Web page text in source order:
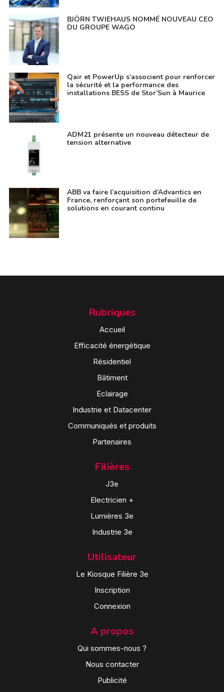
BJÖRN TWIEHAUS NOMMÉ NOUVEAU CEO
DU GROUPE WAGO
Qair et PowerUp s’associent pour renforcer
la sécurité et la performance des
installations BESS de Stor’Sun à Maurice
ADM21 présente un nouveau détecteur de
tension alternative
ABB va faire l’acquisition d’Advantics en
France, renforçant son portefeuille de
solutions en courant continu
Rubriques
Accueil
Efficacité énergétique
Résidentiel
Bâtiment
Eclairage
Industrie et Datacenter
Communiqués et produits
Partenaires
Filières
J3e
Electricien +
Lumières 3e
Industrie 3e
Utilisateur
Le Kiosque Filière 3e
Inscription
Connexion
A propos
Qui sommes-nous ?
Nous contacter
Publicité